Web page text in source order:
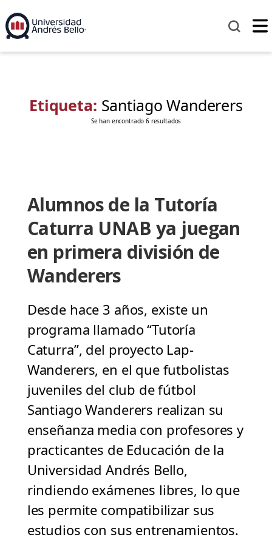
Etiqueta: Santiago Wanderers
Se han encontrado 6 resultados
Alumnos de la Tutoría
Caturra UNAB ya juegan
en primera división de
Wanderers
Desde hace 3 años, existe un
programa llamado “Tutoría
Caturra”, del proyecto Lap-
Wanderers, en el que futbolistas
juveniles del club de fútbol
Santiago Wanderers realizan su
enseñanza media con profesores y
practicantes de Educación de la
Universidad Andrés Bello,
rindiendo exámenes libres, lo que
les permite compatibilizar sus
estudios con sus entrenamientos.